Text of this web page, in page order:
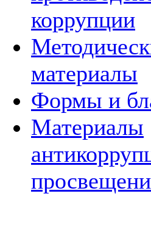
коррупции
материалы
Формы и
Материалы